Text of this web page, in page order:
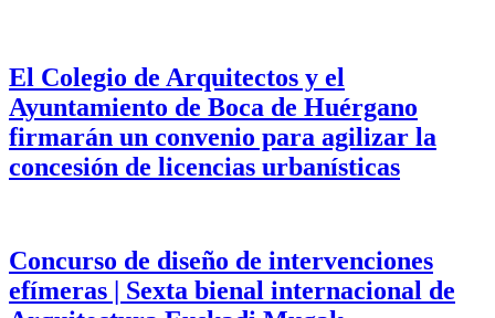
El Colegio de Arquitectos y el
Ayuntamiento de Boca de Huérgano
firmarán un convenio para agilizar la
concesión de licencias urbanísticas
Concurso de diseño de intervenciones
efímeras | Sexta bienal internacional de